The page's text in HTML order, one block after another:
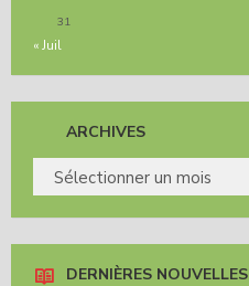
31
« Juil
ARCHIVES
DERNIÈRES NOUVELLES